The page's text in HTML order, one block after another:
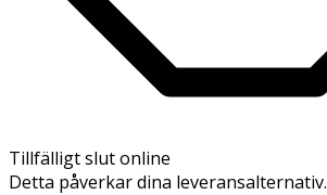
Tillfälligt slut online
Detta påverkar dina leveransalternativ.